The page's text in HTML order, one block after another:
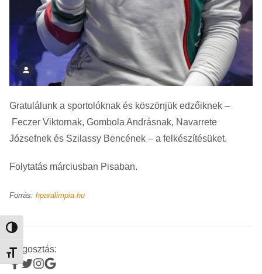
Nagy kontraszt váltása
Betűméret váltása
Gratulálunk a sportolóknak és köszönjük edzőiknek –
Feczer Viktornak, Gombola Andrásnak, Navarrete
Józsefnek és Szilassy Bencének – a felkészítésüket.
Folytatás márciusban Pisaban.
Forrás: hparalimpia.hu
Megosztás: